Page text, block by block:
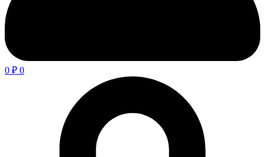
0 ₽ 0